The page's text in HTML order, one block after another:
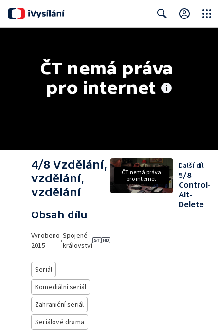
ČT nemá práva
pro internet
4/8 Vzdělání,
vzdělání,
vzdělání
Obsah dílu
Vyrobeno
2015
•
Spojené
království
Seriál
Komediální seriál
Zahraniční seriál
Seriálové drama
ČT nemá práva
pro internet
Další díl
5/8
Control-
Alt-
Delete